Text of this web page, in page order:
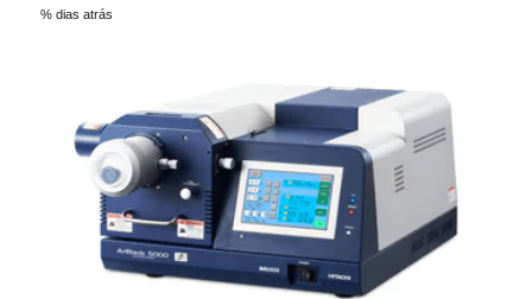
% dias atrás